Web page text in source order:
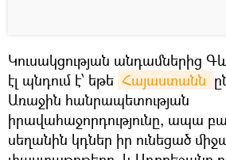
Կուսակցության անդամներից
էլ պնդում է՝ եթե Հայաստանն
Առաջին հանրապետության
իրավահաջորդությունը, ապա
սեղանին կդներ իր ունեցած